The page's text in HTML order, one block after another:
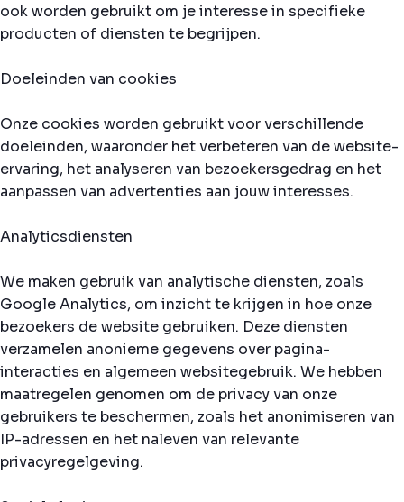
ook worden gebruikt om je interesse in specifieke
producten of diensten te begrijpen.
Doeleinden van cookies
Onze cookies worden gebruikt voor verschillende
doeleinden, waaronder het verbeteren van de website-
ervaring, het analyseren van bezoekersgedrag en het
aanpassen van advertenties aan jouw interesses.
Analyticsdiensten
We maken gebruik van analytische diensten, zoals
Google Analytics, om inzicht te krijgen in hoe onze
bezoekers de website gebruiken. Deze diensten
verzamelen anonieme gegevens over pagina-
interacties en algemeen websitegebruik. We hebben
maatregelen genomen om de privacy van onze
gebruikers te beschermen, zoals het anonimiseren van
IP-adressen en het naleven van relevante
privacyregelgeving.